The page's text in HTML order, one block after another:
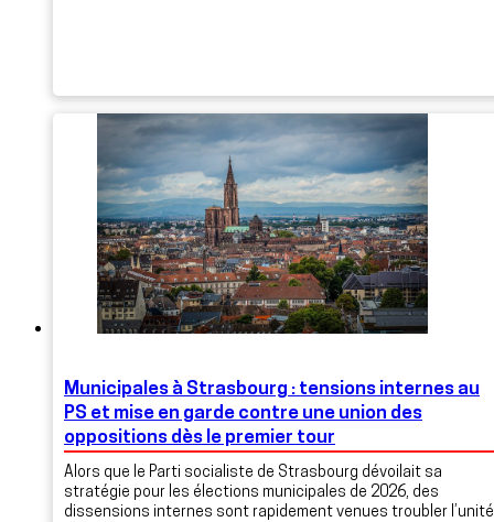
Municipales à Strasbourg : tensions internes au
PS et mise en garde contre une union des
oppositions dès le premier tour
Alors que le Parti socialiste de Strasbourg dévoilait sa
stratégie pour les élections municipales de 2026, des
dissensions internes sont rapidement venues troubler l’unité